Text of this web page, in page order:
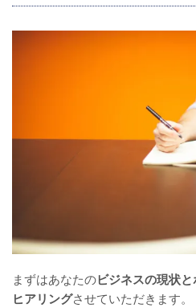
まずはあなたのビジネスの現状
ヒアリングさせていただきます。